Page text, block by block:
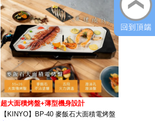
超大面積烤盤+薄型機身設計
【KINYO】BP-40 麥飯石大面積電烤盤